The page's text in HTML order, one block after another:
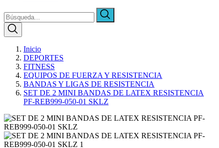
Inicio
DEPORTES
FITNESS
EQUIPOS DE FUERZA Y RESISTENCIA
BANDAS Y LIGAS DE RESISTENCIA
SET DE 2 MINI BANDAS DE LATEX RESISTENCIA
PF-REB999-050-01 SKLZ